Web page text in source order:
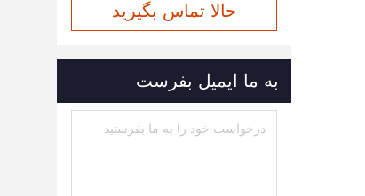
حالا تماس بگیرید
به ما ایمیل بفرست